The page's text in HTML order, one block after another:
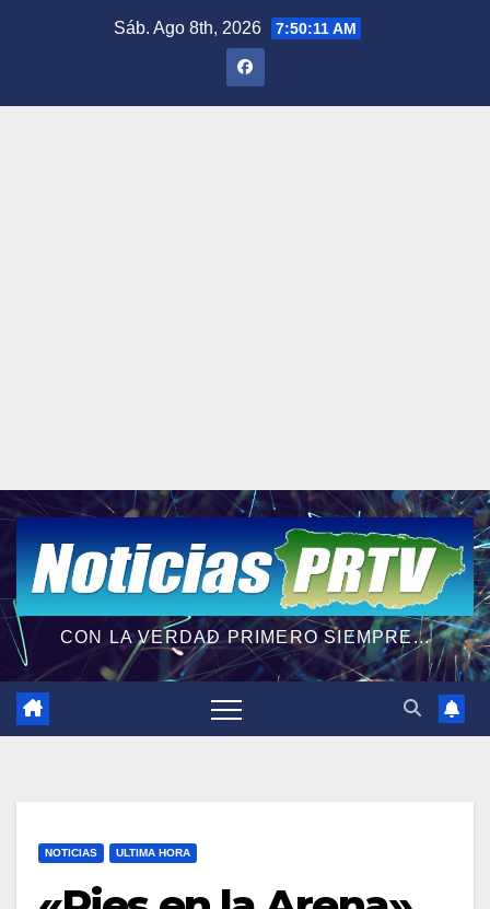
Sáb. Ago 8th, 2026 7:50:12 AM
CON LA VERDAD PRIMERO SIEMPRE...
NOTICIAS ULTIMA HORA